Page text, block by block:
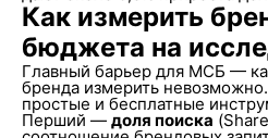
Как измерить
бюджета на
Главный барьер для МСБ —
бренда измерить
простые и бесплатные
Перший — доля поиска